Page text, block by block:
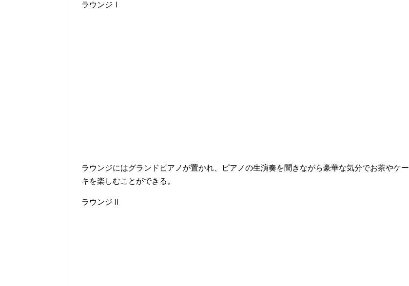
ラウンジⅠ
ラウンジにはグランドピアノが置かれ、ピアノの生演奏を聞きながら豪華な気分でお茶やケー
キを楽しむことができる。
ラウンジⅡ